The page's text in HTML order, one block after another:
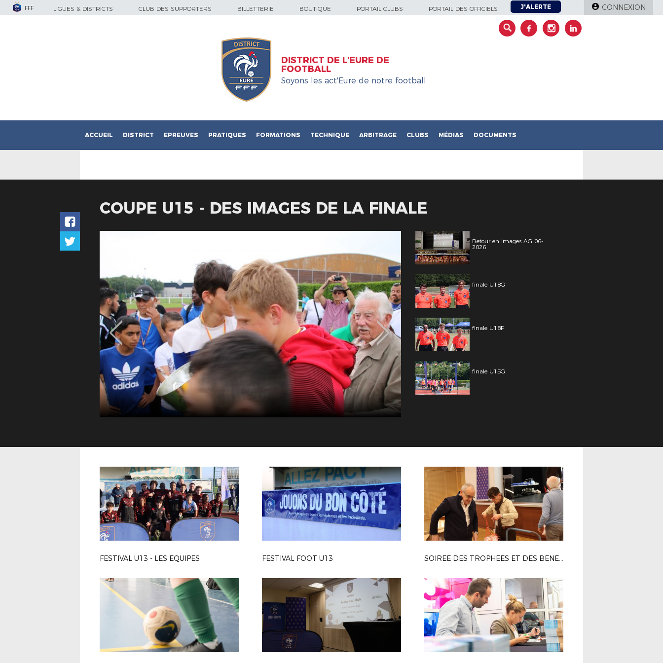
FFF LIGUES & DISTRICTS CLUB DES SUPPORTERS BILLETTERIE BOUTIQUE PORTAIL CLUBS PORTAIL DES OFFICIELS J'ALERTE CONNEXION
DISTRICT DE L'EURE DE
FOOTBALL
Soyons les act'Eure de notre football
ACCUEIL DISTRICT EPREUVES PRATIQUES FORMATIONS TECHNIQUE ARBITRAGE CLUBS MÉDIAS DOCUMENTS
COUPE U15 - DES IMAGES DE LA FINALE
Retour en images AG 06-
2026
finale U18G
finale U18F
finale U15G
FESTIVAL U13 - LES EQUIPES FESTIVAL FOOT U13 SOIREE DES TROPHEES ET DES BENEVOLES